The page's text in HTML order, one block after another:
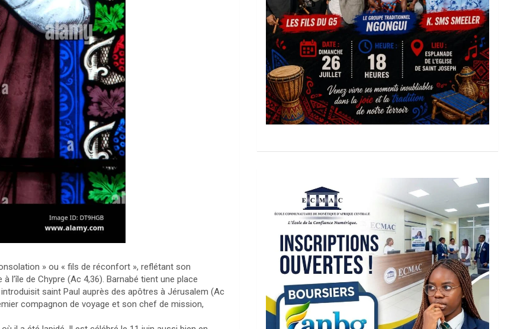
» ou « fils de réconfort », reflétant son
l’île de Chypre (Ac 4,36). Barnabé tient une place
saint Paul auprès des apôtres à Jérusalem (Ac
compagnon de voyage et son chef de mission,